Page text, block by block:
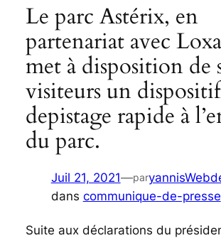
Le parc Astérix, en
partenariat avec
met à disposition de
visiteurs un
depistage rapide à
du parc.
Juil 21, 2021—par
dans communique-de-presse
Suite aux déclarations du